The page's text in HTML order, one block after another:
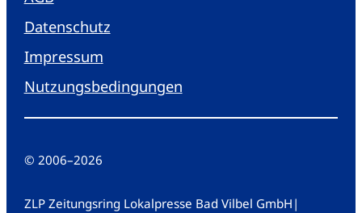
Datenschutz
Impressum
Nutzungsbedingungen
© 2006–2026
ZLP Zeitungsring Lokalpresse Bad Vilbel GmbH |